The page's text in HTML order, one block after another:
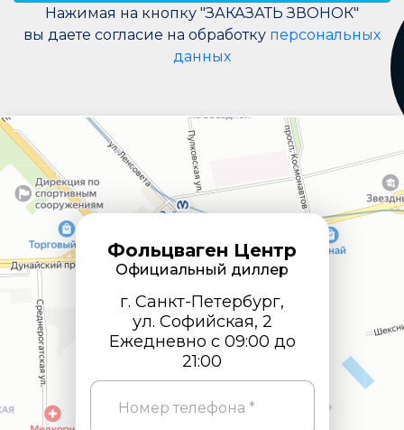
Нажимая на кнопку "ЗАКАЗАТЬ ЗВОНОК"
вы даете согласие на обработку персональных
данных
Фольцваген Центр
Официальный диллер
г. Санкт-Петербург,
ул. Софийская, 2
Ежедневно с 09:00 до
21:00
Номер телефона *